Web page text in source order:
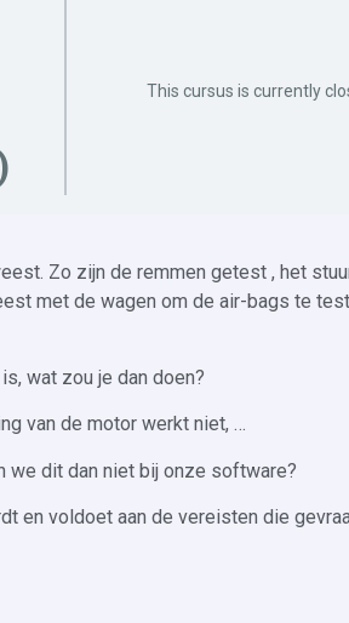
This cursus is currently
Zo zijn de remmen getest , het
met de wagen om de air-bags te
wat zou je dan doen?
van de motor werkt niet, …
we dit dan niet bij onze software?
en voldoet aan de vereisten die